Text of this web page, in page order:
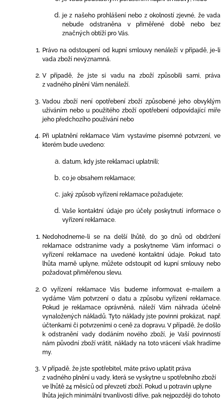
je z našeho prohlášení nebo z okolností zjevné, že vada
nebude odstraněna v přiměřené době nebo bez
značných obtíží pro Vás.
Právo na odstoupení od kupní smlouvy nenáleží v případě, je-li
vada zboží nevýznamná.
V případě, že jste si vadu na zboží způsobili sami, práva
z vadného plnění Vám nenáleží.
Vadou zboží není opotřebení zboží způsobené jeho obvyklým
užíváním nebo u použitého zboží opotřebení odpovídající míře
jeho předchozího používání nebo
Při uplatnění reklamace Vám vystavíme písemné potvrzení, ve
kterém bude uvedeno:
datum, kdy jste reklamaci uplatnili;
co je obsahem reklamace;
jaký způsob vyřízení reklamace požadujete;
Vaše kontaktní údaje pro účely poskytnutí informace o
vyřízení reklamace.
Nedohodneme-li se na delší lhůtě, do 30 dnů od obdržení
reklamace odstraníme vady a poskytneme Vám informaci o
vyřízení reklamace na uvedené kontaktní údaje. Pokud tato
lhůta marně uplyne, můžete odstoupit od kupní smlouvy nebo
požadovat přiměřenou slevu.
O vyřízení reklamace Vás budeme informovat e-mailem a
vydáme Vám potvrzení o datu a způsobu vyřízení reklamace.
Pokud je reklamace oprávněná, náleží Vám náhrada účelně
vynaložených nákladů. Tyto náklady jste povinni prokázat, např.
účtenkami či potvrzeními o ceně za dopravu. V případě, že došlo
k odstranění vady dodáním nového zboží, je Vaší povinností
nám původní zboží vrátit, náklady na toto vrácení však hradíme
my.
V případě, že jste spotřebitel, máte právo uplatit práva
z vadného plnění u vady, která se vyskytne u spotřebního zboží
ve lhůtě 24 měsíců od převzetí zboží. Pokud u potravin uplyne
lhůta jejich minimální trvanlivosti dříve, pak nejpozději do tohoto